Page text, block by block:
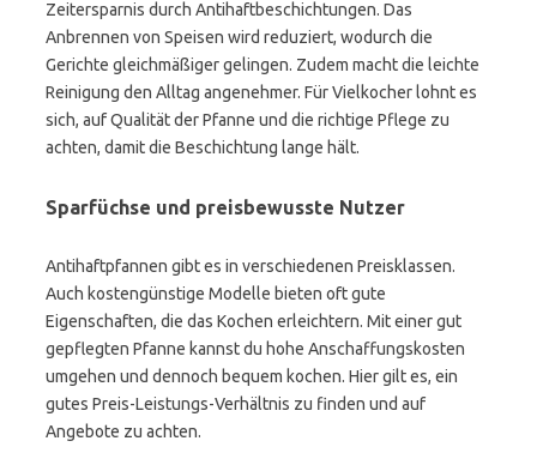
Zeitersparnis durch Antihaftbeschichtungen. Das
Anbrennen von Speisen wird reduziert, wodurch die
Gerichte gleichmäßiger gelingen. Zudem macht die leichte
Reinigung den Alltag angenehmer. Für Vielkocher lohnt es
sich, auf Qualität der Pfanne und die richtige Pflege zu
achten, damit die Beschichtung lange hält.
Sparfüchse und preisbewusste Nutzer
Antihaftpfannen gibt es in verschiedenen Preisklassen.
Auch kostengünstige Modelle bieten oft gute
Eigenschaften, die das Kochen erleichtern. Mit einer gut
gepflegten Pfanne kannst du hohe Anschaffungskosten
umgehen und dennoch bequem kochen. Hier gilt es, ein
gutes Preis-Leistungs-Verhältnis zu finden und auf
Angebote zu achten.